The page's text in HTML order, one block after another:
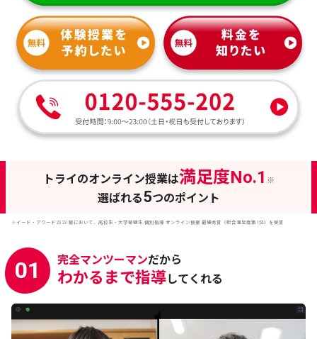
トライのオンライン授業は満足度No.1 ※
選ばれる5つのポイント
※イード・アワード2023 塾において、高校生・大学受験生 個別指導 オンライン授業 最優秀賞（総合満足度第1位）を受賞
01 完全マンツーマンだから
わかるまで指導してくれる